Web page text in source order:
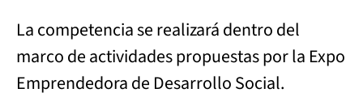
La competencia se realizará dentro del
marco de actividades propuestas por la Expo
Emprendedora de Desarrollo Social.